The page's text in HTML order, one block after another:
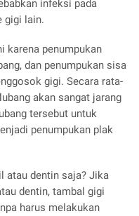
infeksi pada
gigi lain.
karena penumpukan
dan penumpukan sisa
gigi. Secara rata-
akan sangat jarang
tersebut untuk
penumpukan plak
atau dentin saja? Jika
dentin, tambal gigi
harus melakukan